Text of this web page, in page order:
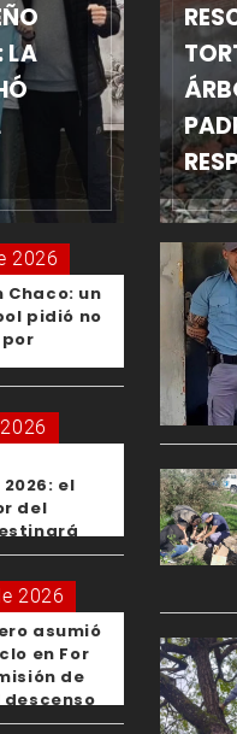
LA
2026
Chaco: un
pidió no
el
del
2026
asumió
en For
de